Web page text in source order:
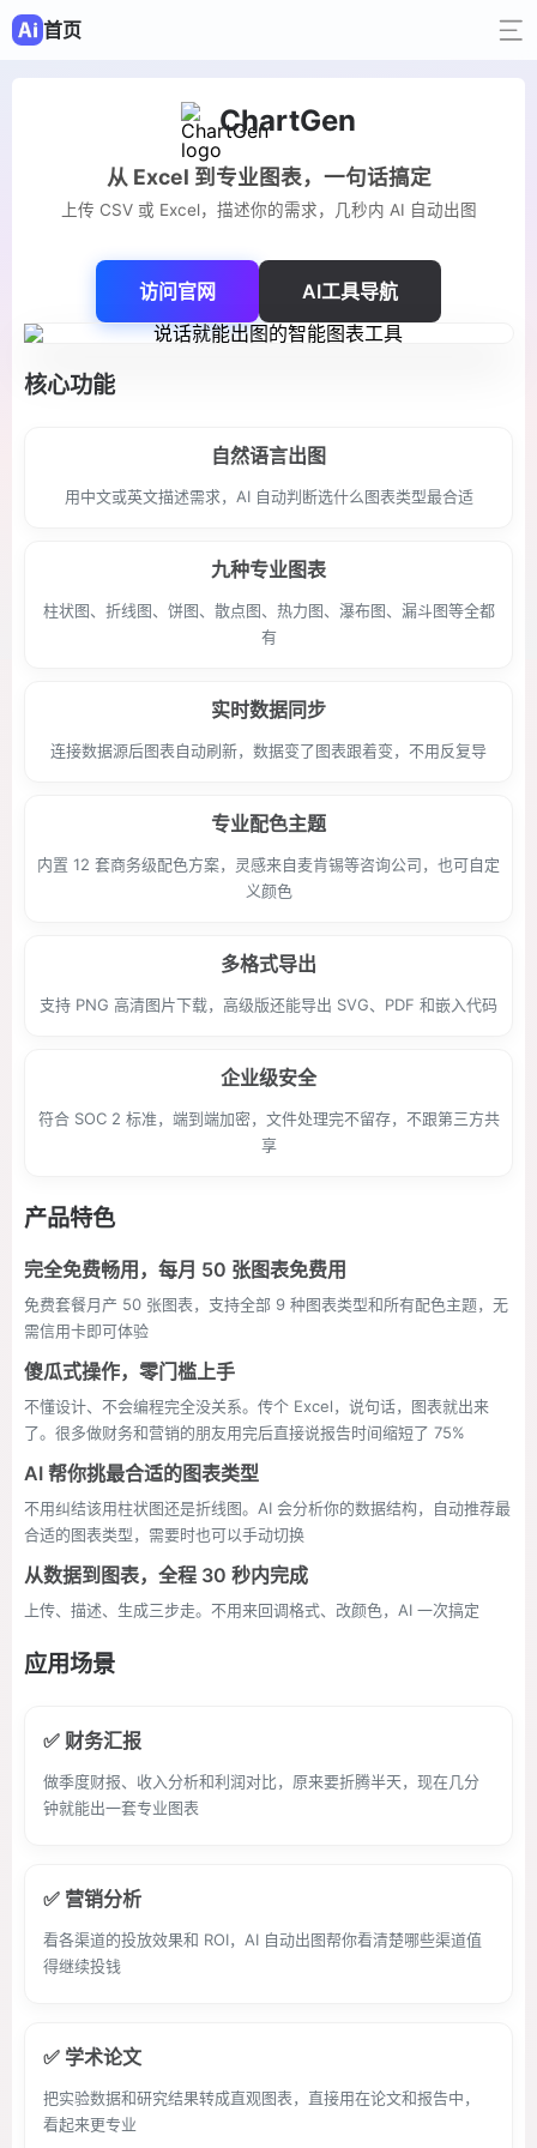
首页
ChartGen
从 Excel 到专业图表，一句话搞定
上传 CSV 或 Excel，描述你的需求，几秒内 AI 自动出图
访问官网 AI工具导航
核心功能
自然语言出图
用中文或英文描述需求，AI 自动判断选什么图表类型最合适
九种专业图表
柱状图、折线图、饼图、散点图、热力图、瀑布图、漏斗图等全都
有
实时数据同步
连接数据源后图表自动刷新，数据变了图表跟着变，不用反复导
专业配色主题
内置 12 套商务级配色方案，灵感来自麦肯锡等咨询公司，也可自定
义颜色
多格式导出
支持 PNG 高清图片下载，高级版还能导出 SVG、PDF 和嵌入代码
企业级安全
符合 SOC 2 标准，端到端加密，文件处理完不留存，不跟第三方共
享
产品特色
完全免费畅用，每月 50 张图表免费用
免费套餐月产 50 张图表，支持全部 9 种图表类型和所有配色主题，无
需信用卡即可体验
傻瓜式操作，零门槛上手
不懂设计、不会编程完全没关系。传个 Excel，说句话，图表就出来
了。很多做财务和营销的朋友用完后直接说报告时间缩短了 75%
AI 帮你挑最合适的图表类型
不用纠结该用柱状图还是折线图。AI 会分析你的数据结构，自动推荐最
合适的图表类型，需要时也可以手动切换
从数据到图表，全程 30 秒内完成
上传、描述、生成三步走。不用来回调格式、改颜色，AI 一次搞定
应用场景
✅ 财务汇报
做季度财报、收入分析和利润对比，原来要折腾半天，现在几分
钟就能出一套专业图表
✅ 营销分析
看各渠道的投放效果和 ROI，AI 自动出图帮你看清楚哪些渠道值
得继续投钱
✅ 学术论文
把实验数据和研究结果转成直观图表，直接用在论文和报告中，
看起来更专业